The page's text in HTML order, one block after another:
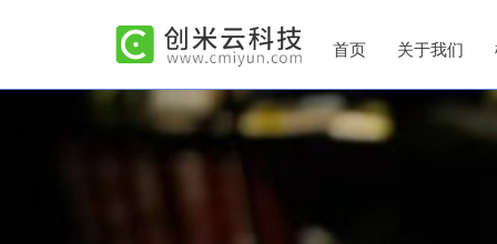
首页 关于我们